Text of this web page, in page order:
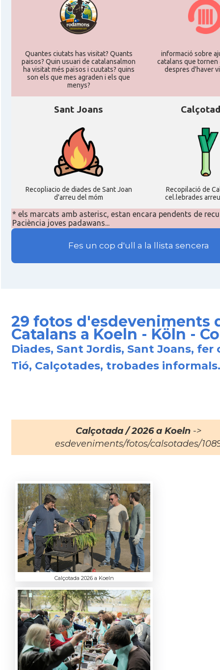
Quantes ciutats has visitat? Quants
paisos? Quin usuari de catalansalmon
ha visitat més països i cuutats? quins
son els que mes agraden i els que
menys?
informació sobre
catalans que tornen
despres d'haver
Sant Joans
Recopliacio de diades de Sant Joan
d'arreu del móm
Recopilació de
cel.lebrades
* els marcats amb asterisc, estan encara pendents de
Paciència joves padawans...
Fes un cop d'ull a la llista sencera
29 fotos d'esdeveniments
Catalans a Koeln - Köln -
Diades, Sant Jordis, Sant Joans, fer
Tió, Calçotades, trobades
Calçotada / 2026 a Koeln ->
esdeveniments/fotos/calsotades/
Calçotada 2026 a Koeln